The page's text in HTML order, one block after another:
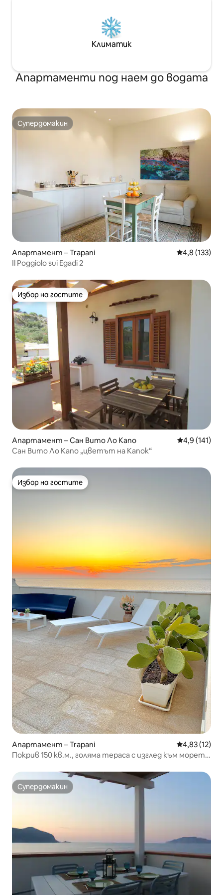
Климатик
Апартаменти под наем до водата
Супердомакин
Супердомакин
Апартамент – Trapani Средна
4,8 (133)
Il Poggiolo sui Egadi 2
Избор на гостите
Избор на гостите
Апартамент – Сан Вито Ло Капо Средна
4,9 (141)
Сан Вито Ло Капо „цветът на Капок“
Избор на гостите
Избор на гостите
Апартамент – Trapani Средна
4,83 (12)
Покрив 150 кв.м., голяма тераса с изглед към морето
Супердомакин
Супердомакин